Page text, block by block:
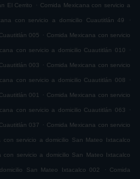
El Cerrito . Comida Mexicana con servicio a
con servicio a domicilio Cuautitlán 49 .
005 . Comida Mexicana con servicio
con servicio a domicilio Cuautitlán 010 .
003 . Comida Mexicana con servicio
con servicio a domicilio Cuautitlán 008 .
001 . Comida Mexicana con servicio
con servicio a domicilio Cuautitlán 063 .
037 . Comida Mexicana con servicio
con servicio a domicilio San Mateo Ixtacalco
con servicio a domicilio San Mateo Ixtacalco
San Mateo Ixtacalco 002 . Comida